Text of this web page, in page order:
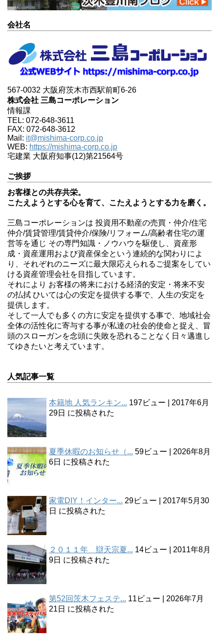
会社名
567-0032 大阪府茨木市西駅前町6-26
株式会社 三島コーポレーション
情報課
TEL: 072-648-3611
FAX: 072-648-3612
Mail: it@mishima-corp.co.jp
WEB: https://mishima-corp.co.jp
宅建業 大阪府知事(12)第21564号
ご挨拶
お客様との共存共栄。
こたえようとする心を育て、こたえようとする力を磨く。
三島コーポレーションは 投資用不動産の売買・仲介/住宅
仲介/賃貸管理/賃貸仲介/保険/リフォーム/高齢者住宅の運
営等を通じ その専門知識・ノウハウを駆使し、資産形
成・資産運用および資産保全という連続的な関わりによ
り、それぞれのニーズに最大限応えられるご提案をしてい
ける資産管理会社を目指しています。
それにより お客様の将来における経済的安定・将来不安
の払拭 ひいては心の安定を提供する事で、人生の安定を
提供します。
そして一人でも多くの方に安定を提供する事で、地域社会
全体の活性化に寄与する事が私達の社会的使命と捉え、冒
頭のスローガンを念頭に失敗を恐れることなく日々邁進し
てゆきたいと考えています。
人気記事一覧
本籍地 人気ランキン... 197ビュー
2017年6月
29日 に投稿された
夏季休暇のお知らせ（... 59ビュー
2026年8月
6日 に投稿された
家電DIY！インター... 29ビュー
2017年5月30
日 に投稿された
２０１１年 辯天宗夏... 14ビュー
2011年8月
9日 に投稿された
第52回茨木フェステ... 11ビュー
2026年7月
21日 に投稿された